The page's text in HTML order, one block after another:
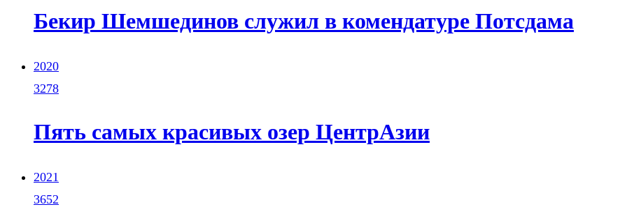
Бекир Шемшединов служил в комендатуре Потсдама
2020
3278
Пять самых красивых озер ЦентрАзии
2021
3652